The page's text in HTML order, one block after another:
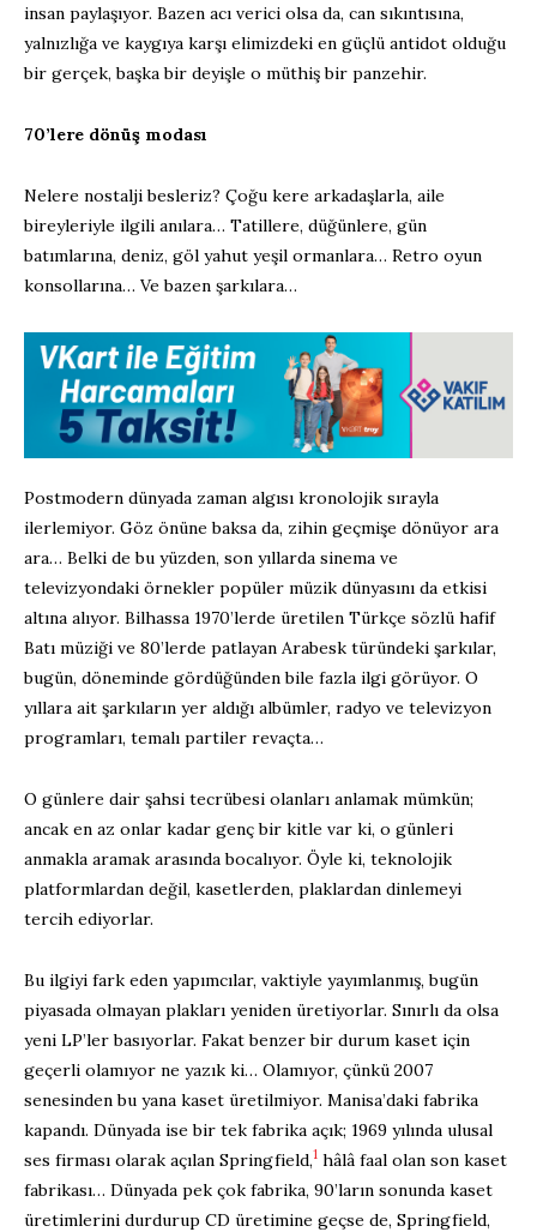
insan paylaşıyor. Bazen acı verici olsa da, can sıkıntısına,
yalnızlığa ve kaygıya karşı elimizdeki en güçlü antidot olduğu
bir gerçek, başka bir deyişle o müthiş bir panzehir.
70’lere dönüş modası
Nelere nostalji besleriz? Çoğu kere arkadaşlarla, aile
bireyleriyle ilgili anılara… Tatillere, düğünlere, gün
batımlarına, deniz, göl yahut yeşil ormanlara… Retro oyun
konsollarına… Ve bazen şarkılara…
Postmodern dünyada zaman algısı kronolojik sırayla
ilerlemiyor. Göz önüne baksa da, zihin geçmişe dönüyor ara
ara… Belki de bu yüzden, son yıllarda sinema ve
televizyondaki örnekler popüler müzik dünyasını da etkisi
altına alıyor. Bilhassa 1970’lerde üretilen Türkçe sözlü hafif
Batı müziği ve 80’lerde patlayan Arabesk türündeki şarkılar,
bugün, döneminde gördüğünden bile fazla ilgi görüyor. O
yıllara ait şarkıların yer aldığı albümler, radyo ve televizyon
programları, temalı partiler revaçta…
O günlere dair şahsi tecrübesi olanları anlamak mümkün;
ancak en az onlar kadar genç bir kitle var ki, o günleri
anmakla aramak arasında bocalıyor. Öyle ki, teknolojik
platformlardan değil, kasetlerden, plaklardan dinlemeyi
tercih ediyorlar.
Bu ilgiyi fark eden yapımcılar, vaktiyle yayımlanmış, bugün
piyasada olmayan plakları yeniden üretiyorlar. Sınırlı da olsa
yeni LP’ler basıyorlar. Fakat benzer bir durum kaset için
geçerli olamıyor ne yazık ki… Olamıyor, çünkü 2007
senesinden bu yana kaset üretilmiyor. Manisa’daki fabrika
kapandı. Dünyada ise bir tek fabrika açık; 1969 yılında ulusal
ses firması olarak açılan Springfield,1 hâlâ faal olan son kaset
fabrikası… Dünyada pek çok fabrika, 90’ların sonunda kaset
üretimlerini durdurup CD üretimine geçse de, Springfield,